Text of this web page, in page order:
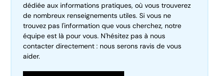
dédiée aux informations pratiques, où vous trouverez
de nombreux renseignements utiles. Si vous ne
trouvez pas l'information que vous cherchez, notre
équipe est là pour vous. N'hésitez pas à nous
contacter directement : nous serons ravis de vous
aider.